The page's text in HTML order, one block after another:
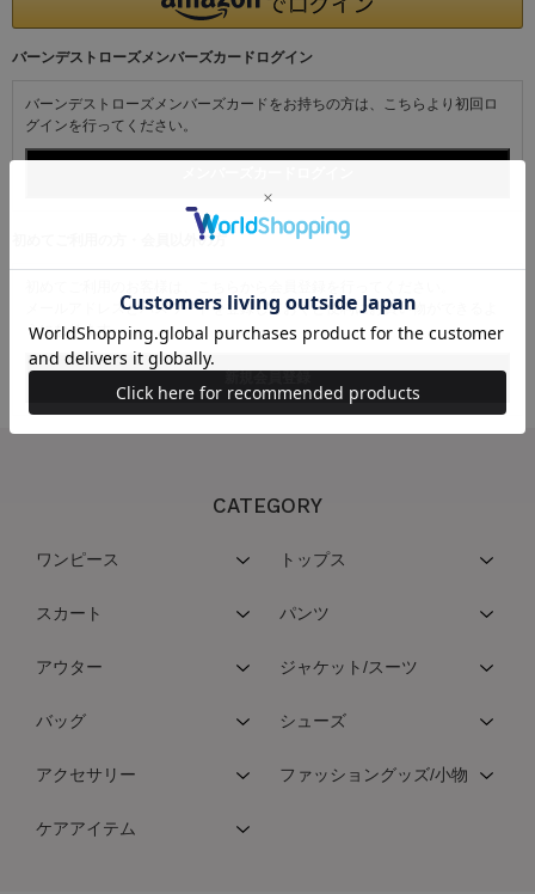
バーンデストローズメンバーズカードログイン
バーンデストローズメンバーズカードをお持ちの方は、こちらより初回ロ
グインを行ってください。
初めてご利用の方・会員以外の方
メールアドレスとパスワードを登録しておくと便利にお買い物ができるよ
うになります。
CATEGORY
ワンピース トップス
スカート パンツ
アウター ジャケット/スーツ
バッグ シューズ
アクセサリー ファッショングッズ/小物
ケアアイテム